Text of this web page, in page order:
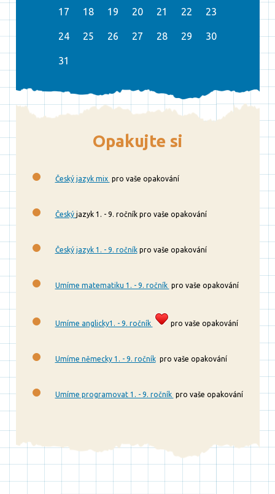
17 18 19 20 21 22 23
24 25 26 27 28 29 30
31
Opakujte si
Český jazyk mix pro vaše opakování
Český jazyk 1. - 9. ročník pro vaše opakování
Český jazyk 1. - 9. ročníkpro vaše opakování
Umíme matematiku 1. - 9. ročník pro vaše opakování
Umíme anglicky1. - 9. ročník pro vaše opakování
Umíme německy 1. - 9. ročníkpro vaše opakování
Umíme programovat 1. - 9. ročník pro vaše opakování